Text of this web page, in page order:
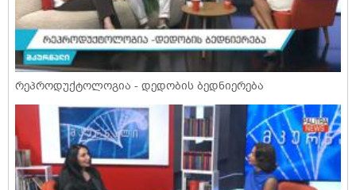
რეპროდუქტოლოგია - დედობის ბედნიერება